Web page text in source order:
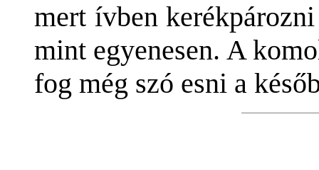
mert ívben
mint egyenesen. A
fog még szó esni a